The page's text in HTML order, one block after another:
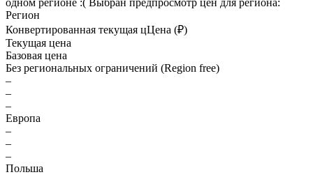
одном регионе :( Выбран предпросмотр цен для региона:
Регион
Конвертированная текущая цЦена (₽)
Текущая цена
Базовая цена
Без региональных ограничений (Region free)
–
–
–
Европа
–
–
–
Польша